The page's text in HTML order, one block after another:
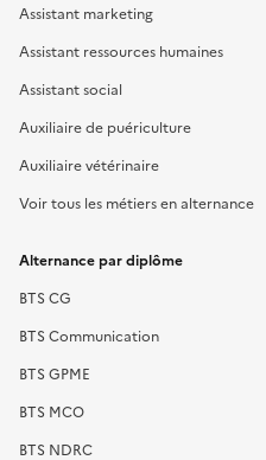
Assistant marketing
Assistant ressources humaines
Assistant social
Auxiliaire de puériculture
Auxiliaire vétérinaire
Voir tous les métiers en alternance
Alternance par diplôme
BTS CG
BTS Communication
BTS GPME
BTS MCO
BTS NDRC